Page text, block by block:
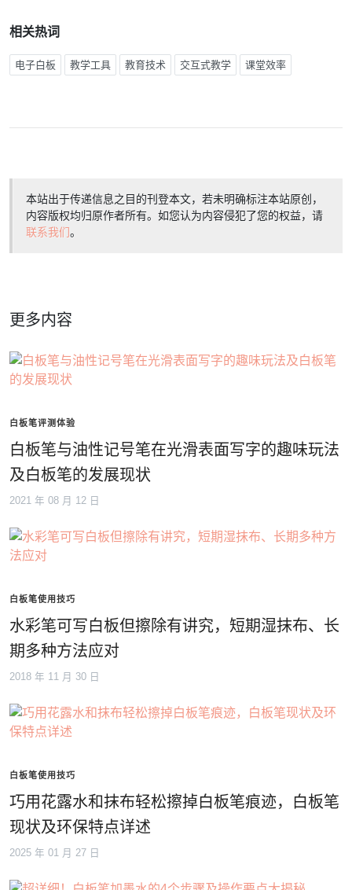
相关热词
电子白板 教学工具 教育技术 交互式教学 课堂效率
本站出于传递信息之目的刊登本文，若未明确标注本站原创，
内容版权均归原作者所有。如您认为内容侵犯了您的权益，请
联系我们。
更多内容
白板笔评测体验
白板笔与油性记号笔在光滑表面写字的趣味玩法
及白板笔的发展现状
2021 年 08 月 12 日
白板笔使用技巧
水彩笔可写白板但擦除有讲究，短期湿抹布、长
期多种方法应对
2018 年 11 月 30 日
白板笔使用技巧
巧用花露水和抹布轻松擦掉白板笔痕迹，白板笔
现状及环保特点详述
2025 年 01 月 27 日